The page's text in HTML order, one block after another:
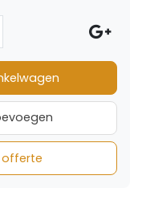
offerte